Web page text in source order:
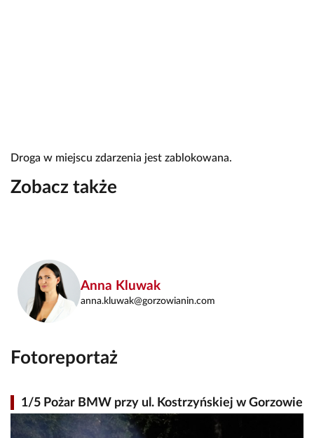
Droga w miejscu zdarzenia jest zablokowana.
Zobacz także
Anna Kluwak
anna.kluwak@gorzowianin.com
Fotoreportaż
1/5 Pożar BMW przy ul. Kostrzyńskiej w Gorzowie